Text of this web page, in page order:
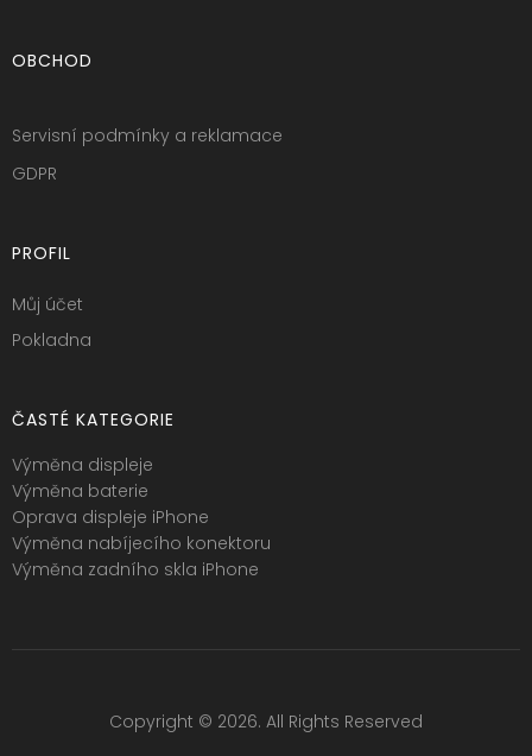
OBCHOD
Servisní podmínky a reklamace
GDPR
PROFIL
Můj účet
Pokladna
ČASTÉ KATEGORIE
Výměna displeje
Výměna baterie
Oprava displeje iPhone
Výměna nabíjecího konektoru
Výměna zadního skla iPhone
Copyright © 2026. All Rights Reserved